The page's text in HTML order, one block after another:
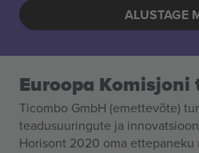
ALUSTAGE
Euroopa Komisjoni
Ticombo GmbH (emettevõte)
teadusuuringute ja
Horisont 2020 oma ettepaneku